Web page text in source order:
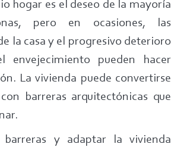
hogar es el deseo de la mayoría
pero en ocasiones, las
la casa y el progresivo deterioro
envejecimiento pueden hacer
La vivienda puede convertirse
barreras arquitectónicas que
barreras y adaptar la vivienda